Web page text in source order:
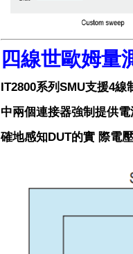
四線世歐姆量
IT2800系列SMU支援4
中兩個連接器強制提供
確地感知DUT的實 際電壓